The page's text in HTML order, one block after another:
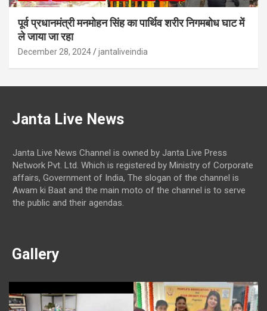
पूर्व प्रधानमंत्री मनमोहन सिंह का पार्थिव शरीर निगमबोध घाट में
ले जाया जा रहा
December 28, 2024 jantaliveindia
Janta Live News
Janta Live News Channel is owned by Janta Live Press
Network Pvt. Ltd. Which is registered by Ministry of Corporate
affairs, Government of India, The slogan of the channel is
Awam ki Baat and the main moto of the channel is to serve
the public and their agendas.
Gallery